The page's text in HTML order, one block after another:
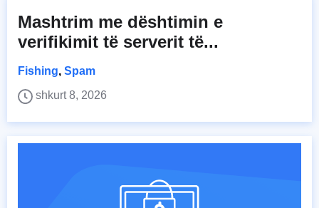
Mashtrim me dështimin e
verifikimit të serverit të...
Fishing, Spam
shkurt 8, 2026